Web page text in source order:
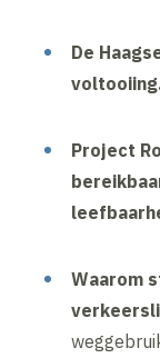
De
Project
Waarom